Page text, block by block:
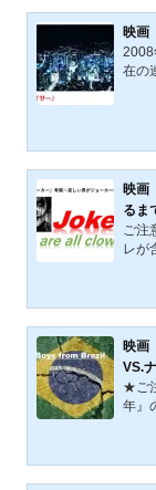
が手
んな
るの
グ』
映画
2008
在の
孤独
る。
視
る演
映画
るま
ご注
レが
エロ
は本
ーを
今作
公
名で
映画
VS.
★ご
年』
トさ
m